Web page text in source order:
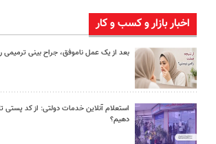
اخبار بازار و کسب و کار
بعد از یک عمل ناموفق، جراح بینی ترمیمی
استعلام آنلاین خدمات دولتی: از کد پستی
دهیم؟